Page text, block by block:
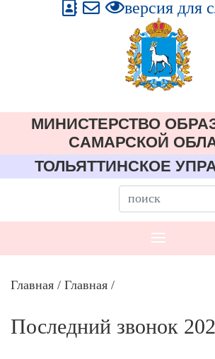
версия для
МИНИСТЕРСТВО
CАМАРСКОЙ
ТОЛЬЯТТИНСКОЕ
Главная / Главная /
Последний звонок